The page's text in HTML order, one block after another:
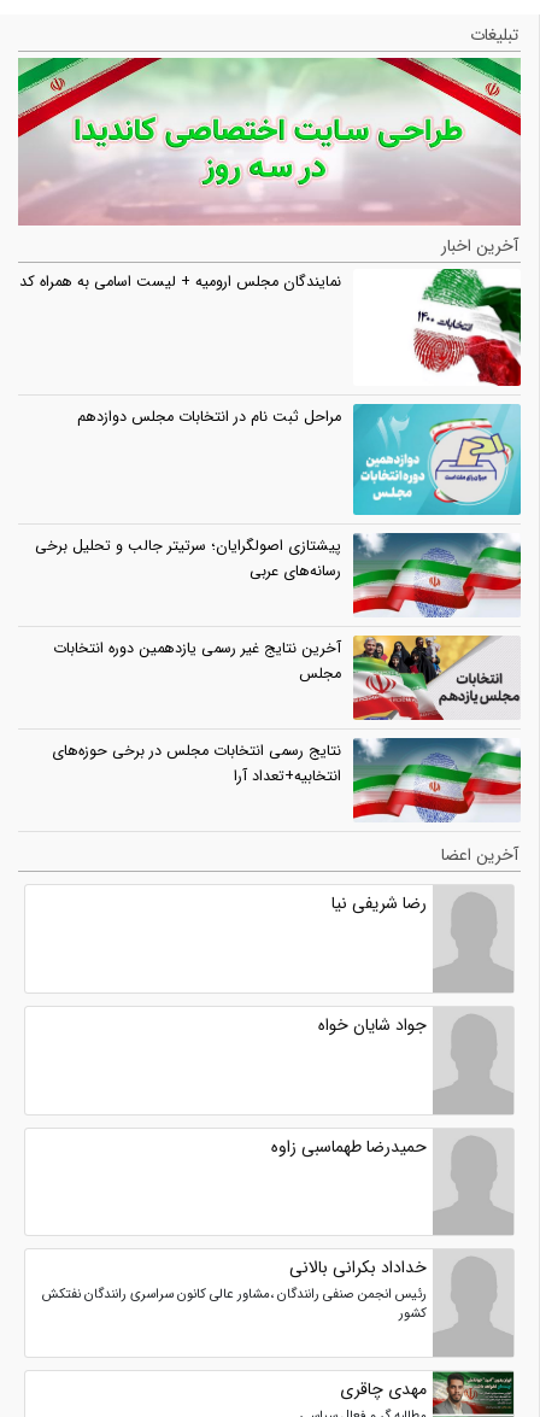
تبلیغات
آخرین اخبار
نمایندگان مجلس ارومیه + لیست اسامی به همراه کد
مراحل ثبت نام در انتخابات مجلس دوازدهم
پیشتازی اصولگرایان؛ سرتیتر جالب و تحلیل برخی
رسانه‌های عربی
آخرین نتایج غیر رسمی یازدهمین دوره انتخابات
مجلس
نتایج رسمی انتخابات مجلس در برخی حوزه‌های
انتخابیه+تعداد آرا
آخرین اعضا
رضا شریفی نیا
جواد شایان خواه
حمیدرضا طهماسبی زاوه
خداداد بکرانی بالانی
رئیس انجمن صنفی رانندگان ،مشاور عالی کانون سراسری رانندگان نفتکش
کشور
مهدی چاقری